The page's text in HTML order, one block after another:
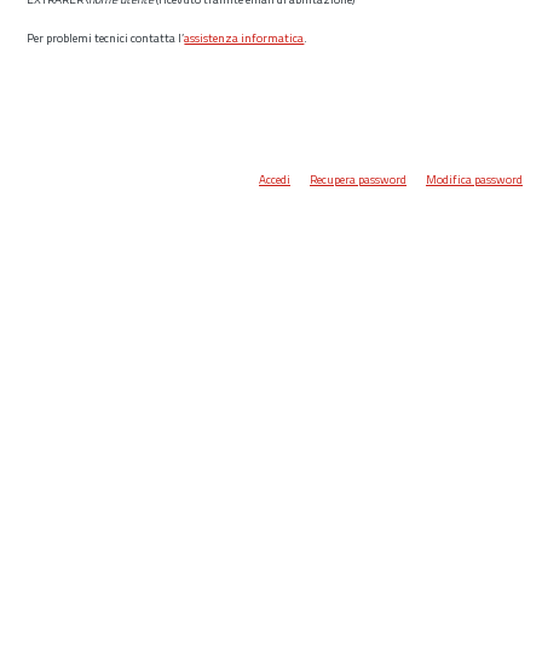
Per problemi tecnici contatta l’assistenza informatica.
Accedi Recupera password Modifica password